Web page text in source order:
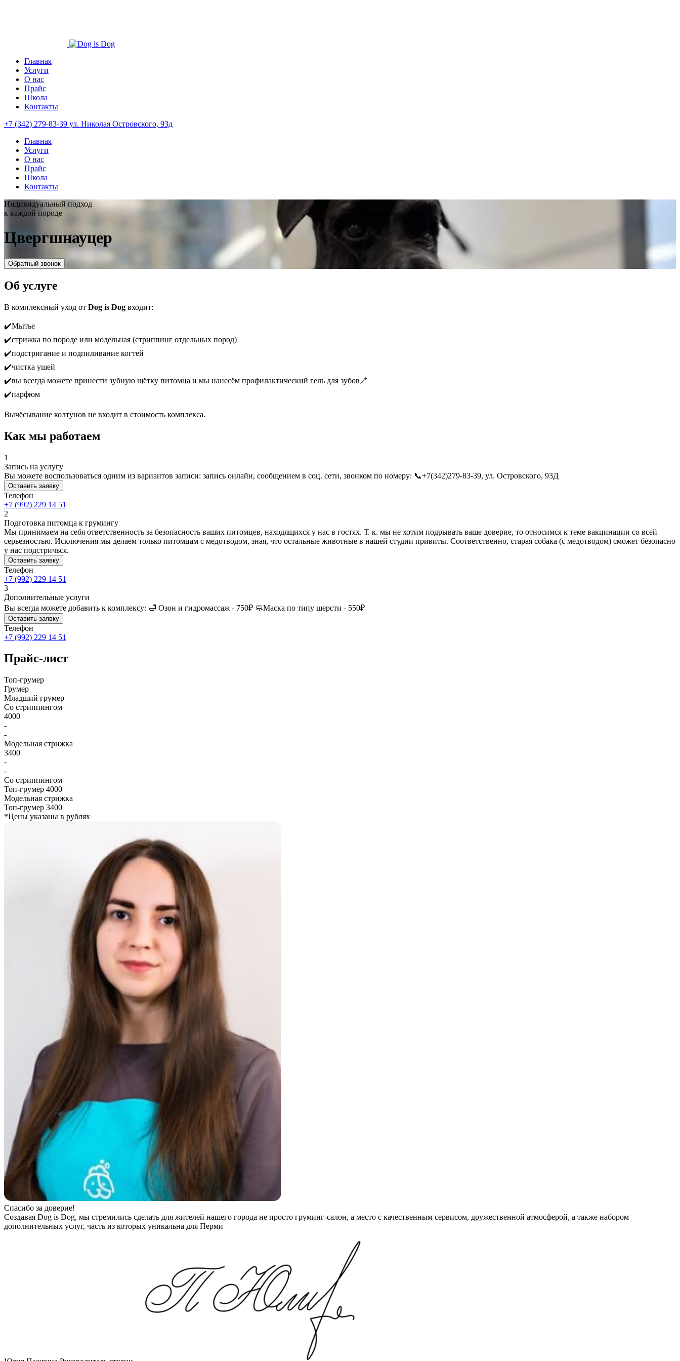
Главная
Услуги
О нас
Прайс
Школа
Контакты
+7 (342) 279-83-39 ул. Николая Островского, 93д
Главная
Услуги
О нас
Прайс
Школа
Контакты
Индивидуальный подход
к каждой породе
Цвергшнауцер
Обратный звонок
Об услуге
В комплексный уход от Dog is Dog входит:
✔️Мытье
✔️стрижка по породе или модельная (стриппинг отдельных пород)
✔️подстригание и подпиливание когтей
✔️чистка ушей
✔️вы всегда можете принести зубную щётку питомца и мы нанесём профилактический гель для зубов🪥
✔️парфюм
Вычёсывание колтунов не входит в стоимость комплекса.
Как мы работаем
1
Запись на услугу
Вы можете воспользоваться одним из вариантов записи: запись онлайн, сообщением в соц. сети, звонком по номеру: 📞+7(342)279-83-39, ул. Островского, 93Д
Оставить заявку
Телефон
+7 (992) 229 14 51
2
Подготовка питомца к грумингу
Мы принимаем на себя ответственность за безопасность ваших питомцев, находящихся у нас в гостях. Т. к. мы не хотим подрывать ваше доверие, то относимся к теме вакцинации со всей
серьезностью. Исключения мы делаем только питомцам с медотводом, зная, что остальные животные в нашей студии привиты. Соответственно, старая собака (с медотводом) сможет безопасно
у нас подстричься.
Оставить заявку
Телефон
+7 (992) 229 14 51
3
Дополнительные услуги
Вы всегда можете добавить к комплексу: 🛁 Озон и гидромассаж - 750₽ 🧼Маска по типу шерсти - 550₽
Оставить заявку
Телефон
+7 (992) 229 14 51
Прайс-лист
Топ-грумер
Грумер
Младший грумер
Со стриппингом
4000
-
-
Модельная стрижка
3400
-
-
Со стриппингом
Топ-грумер 4000
Модельная стрижка
Топ-грумер 3400
*Цены указаны в рублях
Спасибо за доверие!
Создавая Dog is Dog, мы стремились сделать для жителей нашего города не просто груминг-салон, а место с качественным сервисом, дружественной атмосферой, а также набором
дополнительных услуг, часть из которых уникальна для Перми